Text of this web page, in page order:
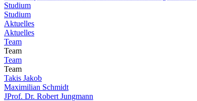
Studium
Studium
Aktuelles
Aktuelles
Team
Team
Team
Team
Takis Jakob
Maximilian Schmidt
JProf. Dr. Robert Jungmann